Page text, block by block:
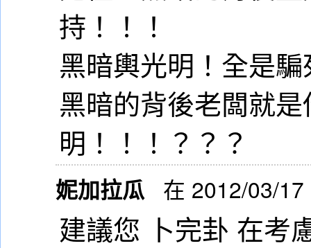
持！！！
黑暗輿光明！全是
黑暗的背後老闆就
明！！！？？？
妮加拉瓜 在 2012/03/
建議您 卜完卦 在考